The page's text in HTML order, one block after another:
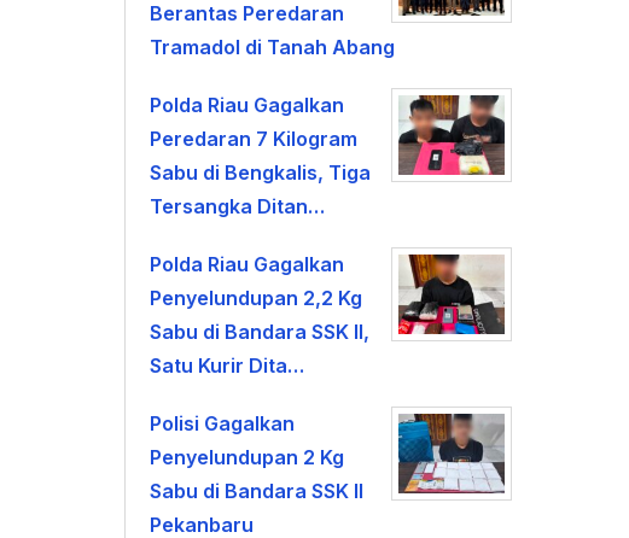
Berantas Peredaran
Tramadol di Tanah Abang
Polda Riau Gagalkan
Peredaran 7 Kilogram
Sabu di Bengkalis, Tiga
Tersangka Ditan…
Polda Riau Gagalkan
Penyelundupan 2,2 Kg
Sabu di Bandara SSK II,
Satu Kurir Dita…
Polisi Gagalkan
Penyelundupan 2 Kg
Sabu di Bandara SSK II
Pekanbaru